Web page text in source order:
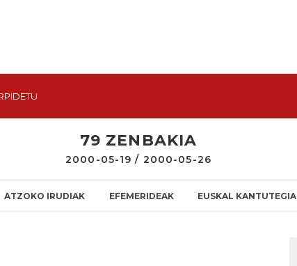
79 ZENBAKIA
2000-05-19 / 2000-05-26
ATZOKO IRUDIAK EFEMERIDEAK EUSKAL KANTUTEGIA